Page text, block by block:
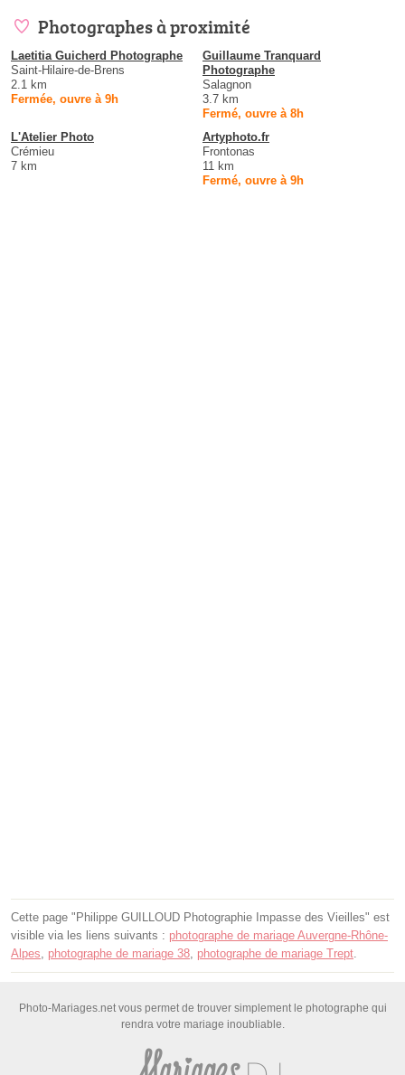
Photographes à proximité
Laetitia Guicherd Photographe
Saint-Hilaire-de-Brens
2.1 km
Fermée, ouvre à 9h
Guillaume Tranquard
Photographe
Salagnon
3.7 km
Fermé, ouvre à 8h
L'Atelier Photo
Crémieu
7 km
Artyphoto.fr
Frontonas
11 km
Fermé, ouvre à 9h
Cette page "Philippe GUILLOUD Photographie Impasse des Vieilles" est
visible via les liens suivants : photographe de mariage Auvergne-Rhône-
Alpes
photographe de mariage 38 photographe de mariage Trept
Photo-Mariages.net vous permet de trouver simplement le photographe qui
rendra votre mariage inoubliable.